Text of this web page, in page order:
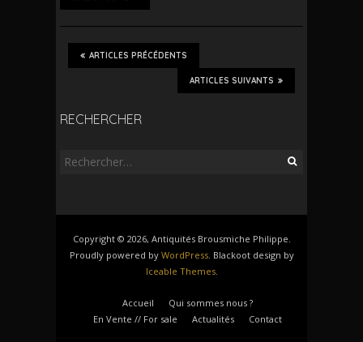
ARTICLES PRÉCÉDENTS
ARTICLES SUIVANTS
RECHERCHER
Rechercher :
Copyright © 2026, Antiquités Brousmiche Philippe.
Proudly powered by WordPress. Blackoot design by
Iceable Themes.
Accueil
Qui sommes nous ?
En Vente // For sale
Actualités Contact